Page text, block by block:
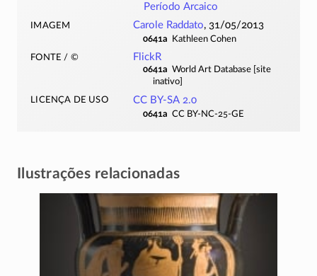
Período Arcaico
imagem Carole Raddato, 31/05/2013
0641a Kathleen Cohen
fonte / © FlickR
0641a World Art Database [site
inativo]
licença de uso CC BY-SA 2.0
0641a CC BY-NC-25-GE
Ilustrações relacionadas